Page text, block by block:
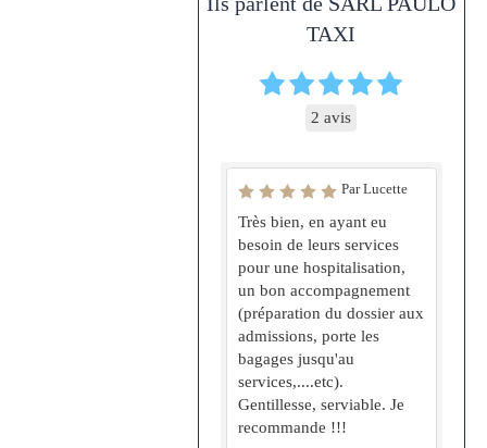
TAXI
2 avis
Par Lucette
Très bien, en ayant eu
besoin de leurs services
pour une hospitalisation,
un bon accompagnement
(préparation du dossier aux
admissions, porte les
bagages jusqu'au
services,....etc).
Gentillesse, serviable. Je
recommande !!!